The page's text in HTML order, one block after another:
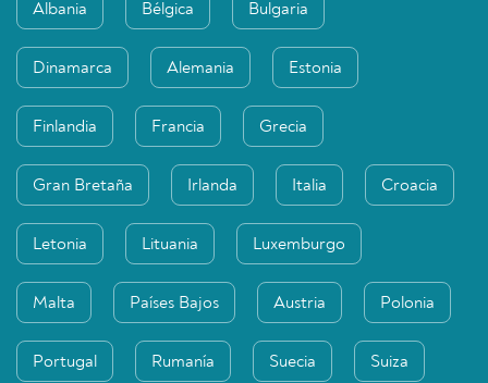
Albania Bélgica Bulgaria
Dinamarca Alemania Estonia
Finlandia Francia Grecia
Gran Bretaña Irlanda Italia Croacia
Letonia Lituania Luxemburgo
Malta Países Bajos Austria Polonia
Portugal Rumanía Suecia Suiza